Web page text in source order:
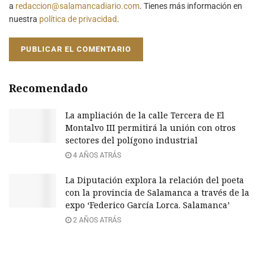
a redaccion@salamancadiario.com. Tienes más información en
nuestra política de privacidad.
Recomendado
La ampliación de la calle Tercera de El
Montalvo III permitirá la unión con otros
sectores del polígono industrial
4 AÑOS ATRÁS
La Diputación explora la relación del poeta
con la provincia de Salamanca a través de la
expo ‘Federico García Lorca. Salamanca’
2 AÑOS ATRÁS